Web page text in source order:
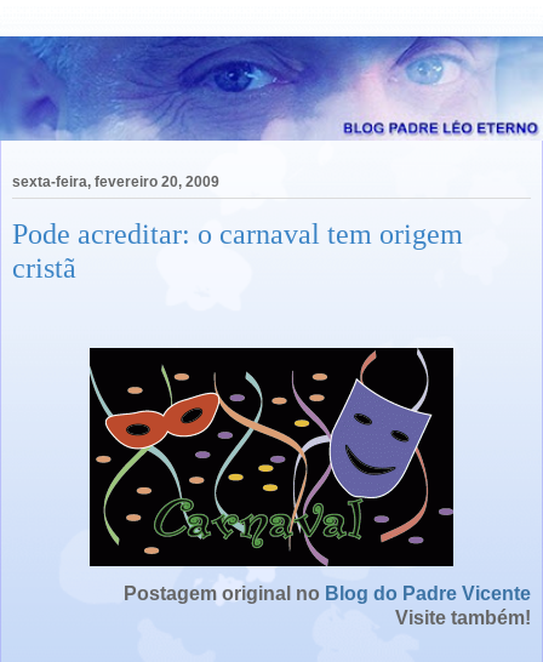
sexta-feira, fevereiro 20, 2009
Pode acreditar: o carnaval tem origem
cristã
Postagem original no Blog do Padre Vicente
Visite também!